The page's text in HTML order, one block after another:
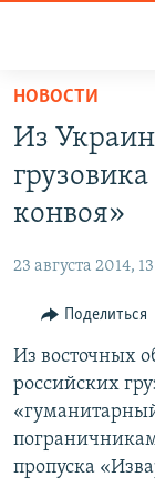
Вернуться
основному
содержанию
Вернутся
главной
навигации
Вернутся
поиску
СПЕЦПРОЕКТЫ
11 ЛЕТ
ВОДА
ЕЩЕ
ИНТЕРАКТИВ
ИНФОГРАФИКА
ТЕЛЕПРОЕКТ
СОВЕТЫ
ПРОПАВШИЕ БЕЗ
РАДІО СВОБОДА
КАК ОБОЙТИ
Українською
Qırımtatar
НОВОСТИ
Из
конвоя»
23 августа 2014,
Поделиться
Из восточных
российских
пропуска